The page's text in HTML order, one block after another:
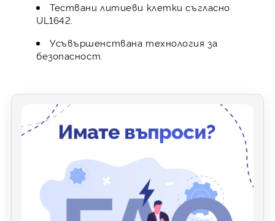
Тествани литиеви клетки съгласно
UL1642.
Усъвършенствана технология за
безопасност.